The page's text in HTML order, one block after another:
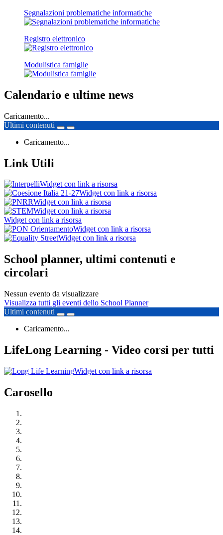
Segnalazioni problematiche informatiche
Registro elettronico
Modulistica famiglie
Calendario e ultime news
Caricamento...
Ultimi contenuti
Caricamento...
Link Utili
Widget con link a risorsa
Widget con link a risorsa
Widget con link a risorsa
Widget con link a risorsa
Widget con link a risorsa
Widget con link a risorsa
Widget con link a risorsa
School planner, ultimi contenuti e
circolari
Nessun evento da visualizzare
Visualizza tutti gli eventi dello School Planner
Ultimi contenuti
Caricamento...
LifeLong Learning - Video corsi per tutti
Widget con link a risorsa
Carosello